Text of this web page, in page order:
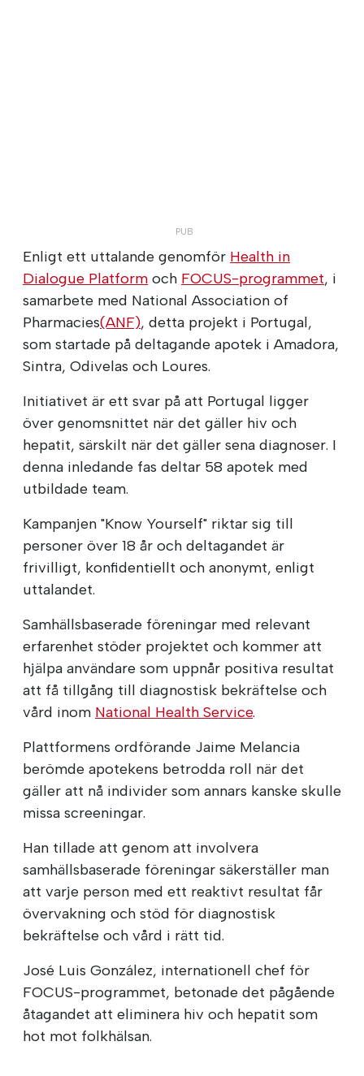
Enligt ett uttalande genomför Health in
Dialogue Platform och FOCUS-programmet, i
samarbete med National Association of
Pharmacies(ANF), detta projekt i Portugal,
som startade på deltagande apotek i Amadora,
Sintra, Odivelas och Loures.
Initiativet är ett svar på att Portugal ligger
över genomsnittet när det gäller hiv och
hepatit, särskilt när det gäller sena diagnoser. I
denna inledande fas deltar 58 apotek med
utbildade team.
Kampanjen "Know Yourself" riktar sig till
personer över 18 år och deltagandet är
frivilligt, konfidentiellt och anonymt, enligt
uttalandet.
Samhällsbaserade föreningar med relevant
erfarenhet stöder projektet och kommer att
hjälpa användare som uppnår positiva resultat
att få tillgång till diagnostisk bekräftelse och
vård inom National Health Service.
Plattformens ordförande Jaime Melancia
berömde apotekens betrodda roll när det
gäller att nå individer som annars kanske skulle
missa screeningar.
Han tillade att genom att involvera
samhällsbaserade föreningar säkerställer man
att varje person med ett reaktivt resultat får
övervakning och stöd för diagnostisk
bekräftelse och vård i rätt tid.
José Luis González, internationell chef för
FOCUS-programmet, betonade det pågående
åtagandet att eliminera hiv och hepatit som
hot mot folkhälsan.